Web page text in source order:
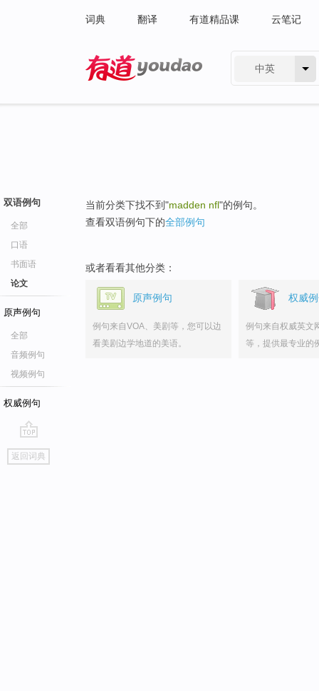
词典 翻译 有道精品课 云笔记
中英
双语例句
全部
口语
书面语
论文
原声例句
全部
音频例句
视频例句
权威例句
go
top
返回词典
当前分类下找不到"madden nfl"的例句。
查看双语例句下的全部例句
或者看看其他分类：
原声例句
例句来自VOA、美剧等，您可以边
看美剧边学地道的美语。
权威
例句来自权威英文
等，提供最专业的